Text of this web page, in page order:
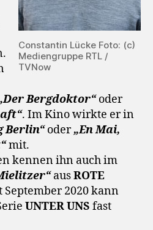
Constantin Lücke Foto: (c)
Mediengruppe RTL /
TVNow
Bergdoktor“oder
. Im Kino wirkte er in
Berlin“oder„En Mai,
mit.
kennen ihn auch im
ausROTE
September 2020 kann
UNTER UNS fast